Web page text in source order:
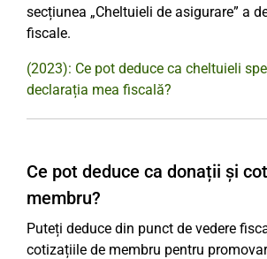
secțiunea „Cheltuieli de asigurare” a
fiscale.
(2023): Ce pot deduce ca cheltuieli
declarația mea fiscală?
Ce pot deduce ca donații și
membru?
Puteți deduce din punct de vedere
cotizațiile de membru pentru